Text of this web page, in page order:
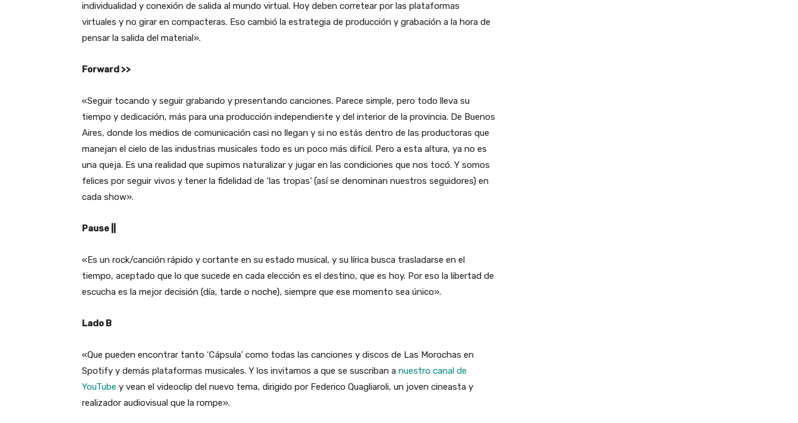
individualidad y conexión de salida al mundo virtual. Hoy deben corretear por las plataformas
virtuales y no girar en compacteras. Eso cambió la estrategia de producción y grabación a la hora de
pensar la salida del material».
Forward >>
«Seguir tocando y seguir grabando y presentando canciones. Parece simple, pero todo lleva su
tiempo y dedicación, más para una producción independiente y del interior de la provincia. De Buenos
Aires, donde los medios de comunicación casi no llegan y si no estás dentro de las productoras que
manejan el cielo de las industrias musicales todo es un poco más difícil. Pero a esta altura, ya no es
una queja. Es una realidad que supimos naturalizar y jugar en las condiciones que nos tocó. Y somos
felices por seguir vivos y tener la fidelidad de ‘las tropas’ (así se denominan nuestros seguidores) en
cada show».
Pause ||
«Es un rock/canción rápido y cortante en su estado musical, y su lírica busca trasladarse en el
tiempo, aceptado que lo que sucede en cada elección es el destino, que es hoy. Por eso la libertad de
escucha es la mejor decisión (día, tarde o noche), siempre que ese momento sea único».
Lado B
«Que pueden encontrar tanto ‘Cápsula’ como todas las canciones y discos de Las Morochas en
Spotify y demás plataformas musicales. Y los invitamos a que se suscriban a nuestro canal de
YouTube y vean el videoclip del nuevo tema, dirigido por Federico Quagliaroli, un joven cineasta y
realizador audiovisual que la rompe».